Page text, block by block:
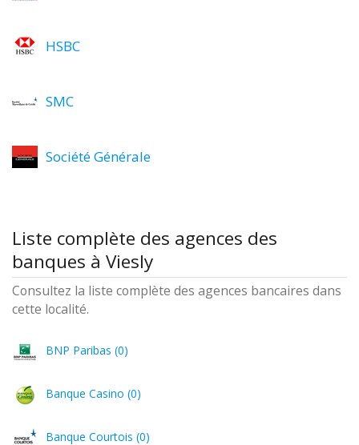
HSBC
SMC
Société Générale
Liste complète des agences des
banques à Viesly
Consultez la liste complète des agences bancaires dans
cette localité.
BNP Paribas (0)
Banque Casino (0)
Banque Courtois (0)